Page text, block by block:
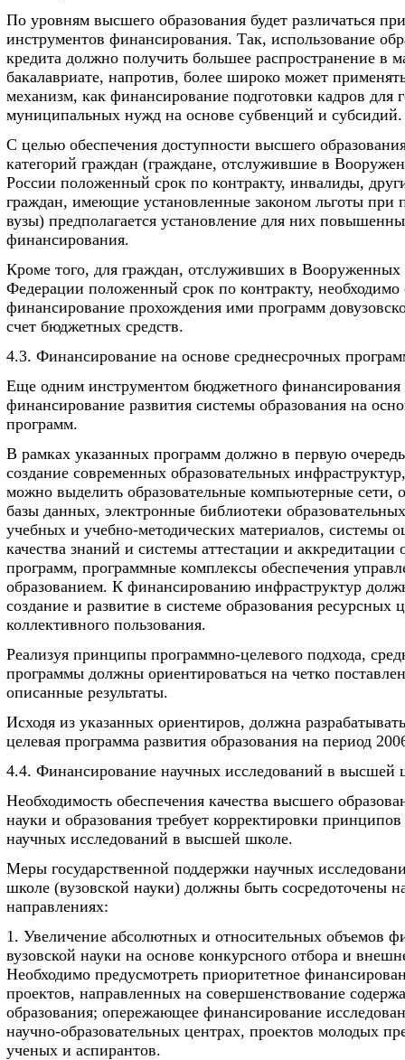
По уровням высшего образования будет различаться
инструментов финансирования. Так, использование
кредита должно получить большее распространение в
бакалавриате, напротив, более широко может
механизм, как финансирование подготовки кадров для
муниципальных нужд на основе субвенций и субсидий.
С целью обеспечения доступности высшего
категорий граждан (граждане, отслужившие в
России положенный срок по контракту, инвалиды,
граждан, имеющие установленные законом льготы при
вузы) предполагается установление для них
финансирования.
Кроме того, для граждан, отслуживших в Вооруженных
Федерации положенный срок по контракту, необходимо
финансирование прохождения ими программ
счет бюджетных средств.
4.3. Финансирование на основе среднесрочных
Еще одним инструментом бюджетного финансирования
финансирование развития системы образования на
программ.
В рамках указанных программ должно в первую
создание современных образовательных
можно выделить образовательные компьютерные сети,
базы данных, электронные библиотеки
учебных и учебно-методических материалов, системы
качества знаний и системы аттестации и аккредитации
программ, программные комплексы обеспечения
образованием. К финансированию инфраструктур
создание и развитие в системе образования ресурсных
коллективного пользования.
Реализуя принципы программно-целевого подхода,
программы должны ориентироваться на четко
описанные результаты.
Исходя из указанных ориентиров, должна
целевая программа развития образования на период
4.4. Финансирование научных исследований в высшей
Необходимость обеспечения качества высшего
науки и образования требует корректировки
научных исследований в высшей школе.
Меры государственной поддержки научных
школе (вузовской науки) должны быть сосредоточены
направлениях:
1. Увеличение абсолютных и относительных объемов
вузовской науки на основе конкурсного отбора и
Необходимо предусмотреть приоритетное
проектов, направленных на совершенствование
образования; опережающее финансирование
научно-образовательных центрах, проектов молодых
ученых и аспирантов.